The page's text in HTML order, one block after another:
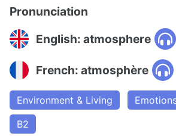
Pronunciation
English: atmosphere
French: atmosphère
Environment & Living
B2